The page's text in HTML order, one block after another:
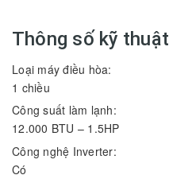
Thông số kỹ thuật
Loại máy điều hòa:
1 chiều
Công suất làm lạnh:
12.000 BTU – 1.5HP
Công nghệ Inverter:
Có